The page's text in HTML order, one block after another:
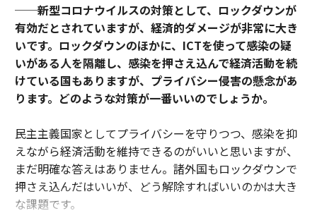
──新型コロナウイルスの対策として、ロックダウンが
有効だとされていますが、経済的ダメージが非常に大き
いです。ロックダウンのほかに、ICTを使って感染の疑
いがある人を隔離し、感染を押さえ込んで経済活動を続
けている国もありますが、プライバシー侵害の懸念があ
ります。どのような対策が一番いいのでしょうか。
民主主義国家としてプライバシーを守りつつ、感染を抑
えながら経済活動を維持できるのがいいと思いますが、
まだ明確な答えはありません。諸外国もロックダウンで
押さえ込んだはいいが、どう解除すればいいのかは大き
な課題です。